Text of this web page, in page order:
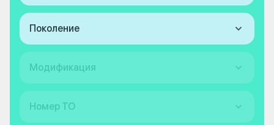
Поколение
Модификация
Номер ТО